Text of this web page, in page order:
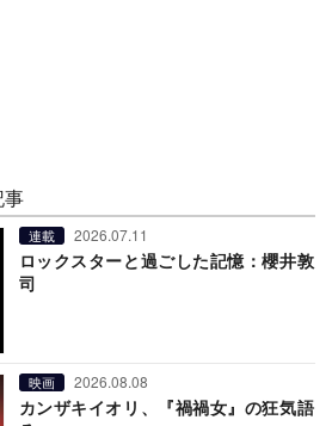
事
連載 2026.07.11
ロックスターと過ごした記憶：櫻井敦
司
映画 2026.08.08
カンザキイオリ、『禍禍女』の狂気語